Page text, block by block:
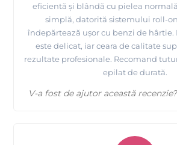
eficientă și blândă cu pielea
simplă, datorită sistemului roll-
îndepărtează ușor cu benzi de hârtie.
este delicat, iar ceara de calitate
rezultate profesionale. Recomand
epilat de durată.
V-a fost de ajutor această recenzie?